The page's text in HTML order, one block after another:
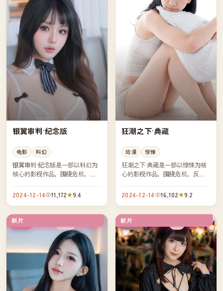
银翼审判·纪念版
电影 科幻
银翼审判·纪念版是一部以科幻为
核心的影视作品，围绕危机、反
凑，值得推荐观看。
2024-12-14 11,172 9.4
狂潮之下·典藏
动漫 惊悚
狂潮之下·典藏是一部以惊悚为核
心的影视作品，围绕危机、反转
凑，值得推荐观看。
2024-12-14 16,102 9.2
新片
韩国 新片
英国